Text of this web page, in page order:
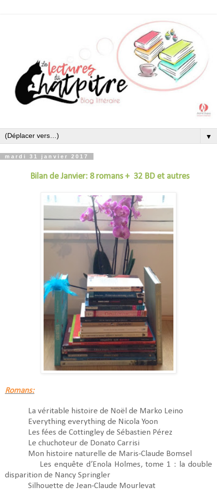
▼
mardi 31 janvier 2017
Bilan de Janvier: 8 romans + 32 BD et autres
Romans:
La véritable histoire de Noël de Marko Leino
Everything everything de Nicola Yoon
Les fées de Cottingley de Sébastien Pérez
Le chuchoteur de Donato Carrisi
Mon histoire naturelle de Maris-Claude Bomsel
Les enquête d’Enola Holmes, tome 1 : la double
disparition de Nancy Springler
Silhouette de Jean-Claude Mourlevat